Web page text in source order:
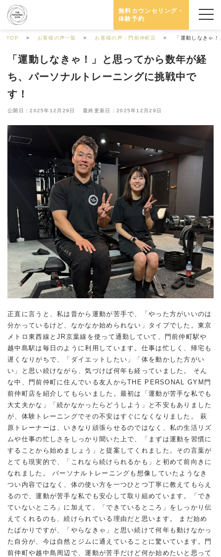
無料カウンセリング・
体験予約
TOP お客様の声一覧 お客様の声：門前仲町店 「運動しなきゃ
「運動しなきゃ！」と思ってから数年が経
ち、パーソナルトレーニングに挑戦中で
す！
公開日：2025年12月29日 最終更新日：2025年12月29日
正直に言うと、私は昔から運動が苦手で、「やった方がいいのは
分かっているけど、なかなか始められない」タイプでした。東京
メトロ東西線とJR京葉線を使って通勤していて、門前仲町駅や
越中島駅は毎日のように利用しています。仕事は忙しく、帰宅も
遅くなりがちで、「ダイエットしたい」「体を動かした方がい
い」と思い続けながら、気づけば何年も経っていました。 そん
な中、門前仲町に住んでいる友人からTHE PERSONAL GYM門
前仲町店を紹介してもらいました。最初は「運動が苦手な私でも
大丈夫かな」「続かなかったらどうしよう」と不安もありました
が、体験トレーニングでその不安はすぐになくなりました。 萩
原トレーナーは、いきなり頑張らせるのではなく、私の生活リズ
ムや仕事の忙しさをしっかり聞いた上で、「まずは運動を習慣に
することから始めましょう」と提案してくれました。その言葉が
とても現実的で、「これなら続けられるかも」と初めて前向きに
なれました。 パーソナルトレーニングも想像していたようなき
つい内容ではなく、体の使い方を一つひとつ丁寧に教えてもらえ
るので、運動が苦手な私でも安心して取り組めています。「でき
ていないところ」に加えて、「できているところ」をしっかり伝
えてくれるのも、続けられている理由だと思います。 まだ始め
たばかりですが、「やらなきゃ」と思い続けて何年も動けなかっ
た自分が、今は自然とジムに通えていることに驚いています。門
前仲町や越中島周辺で、運動が苦手だけど何か始めたいと思って